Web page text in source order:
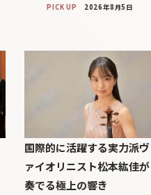
PICK UP 2026年8月5日
国際的に活躍する実力派ヴ
ァイオリニスト松本紘佳が
奏でる極上の響き